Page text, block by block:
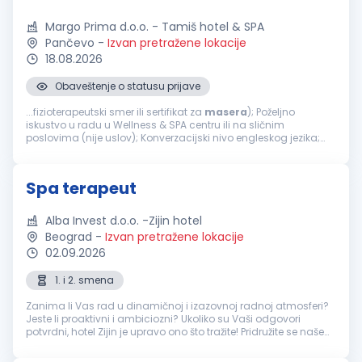
Margo Prima d.o.o. - Tamiš hotel & SPA
Pančevo - Izvan pretražene lokacije
18.08.2026
Obaveštenje o statusu prijave
...fizioterapeutski smer ili sertifikat za masera); Poželjno
iskustvo u radu u Wellness & SPA centru ili na sličnim
poslovima (nije uslov); Konverzacijski nivo engleskog jezika;
Spa terapeut
Alba Invest d.o.o. -Zijin hotel
Beograd - Izvan pretražene lokacije
02.09.2026
1. i 2. smena
Zanima li Vas rad u dinamičnoj i izazovnoj radnoj atmosferi?
Jeste li proaktivni i ambiciozni? Ukoliko su Vaši odgovori
potvrdni, hotel Zijin je upravo ono što tražite! Pridružite se našem